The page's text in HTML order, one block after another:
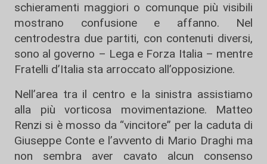
schieramenti maggiori o comunque più visibili
mostrano confusione e affanno. Nel
centrodestra due partiti, con contenuti diversi,
sono al governo – Lega e Forza Italia – mentre
Fratelli d’Italia sta arroccato all’opposizione.
Nell’area tra il centro e la sinistra assistiamo
alla più vorticosa movimentazione. Matteo
Renzi si è mosso da “vincitore” per la caduta di
Giuseppe Conte e l’avvento di Mario Draghi ma
non sembra aver cavato alcun consenso